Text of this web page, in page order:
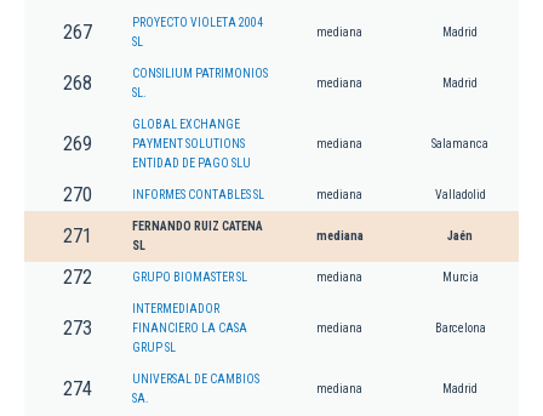
267
PROYECTO VIOLETA 2004
SL
mediana Madrid
268
CONSILIUM PATRIMONIOS
SL.
mediana Madrid
269
GLOBAL EXCHANGE
PAYMENT SOLUTIONS
ENTIDAD DE PAGO SLU
mediana Salamanca
270 INFORMES CONTABLES SL mediana Valladolid
271
FERNANDO RUIZ CATENA
SL
mediana Jaén
272 GRUPO BIOMASTER SL mediana Murcia
273
INTERMEDIADOR
FINANCIERO LA CASA
GRUP SL
mediana Barcelona
274
UNIVERSAL DE CAMBIOS
SA.
mediana Madrid